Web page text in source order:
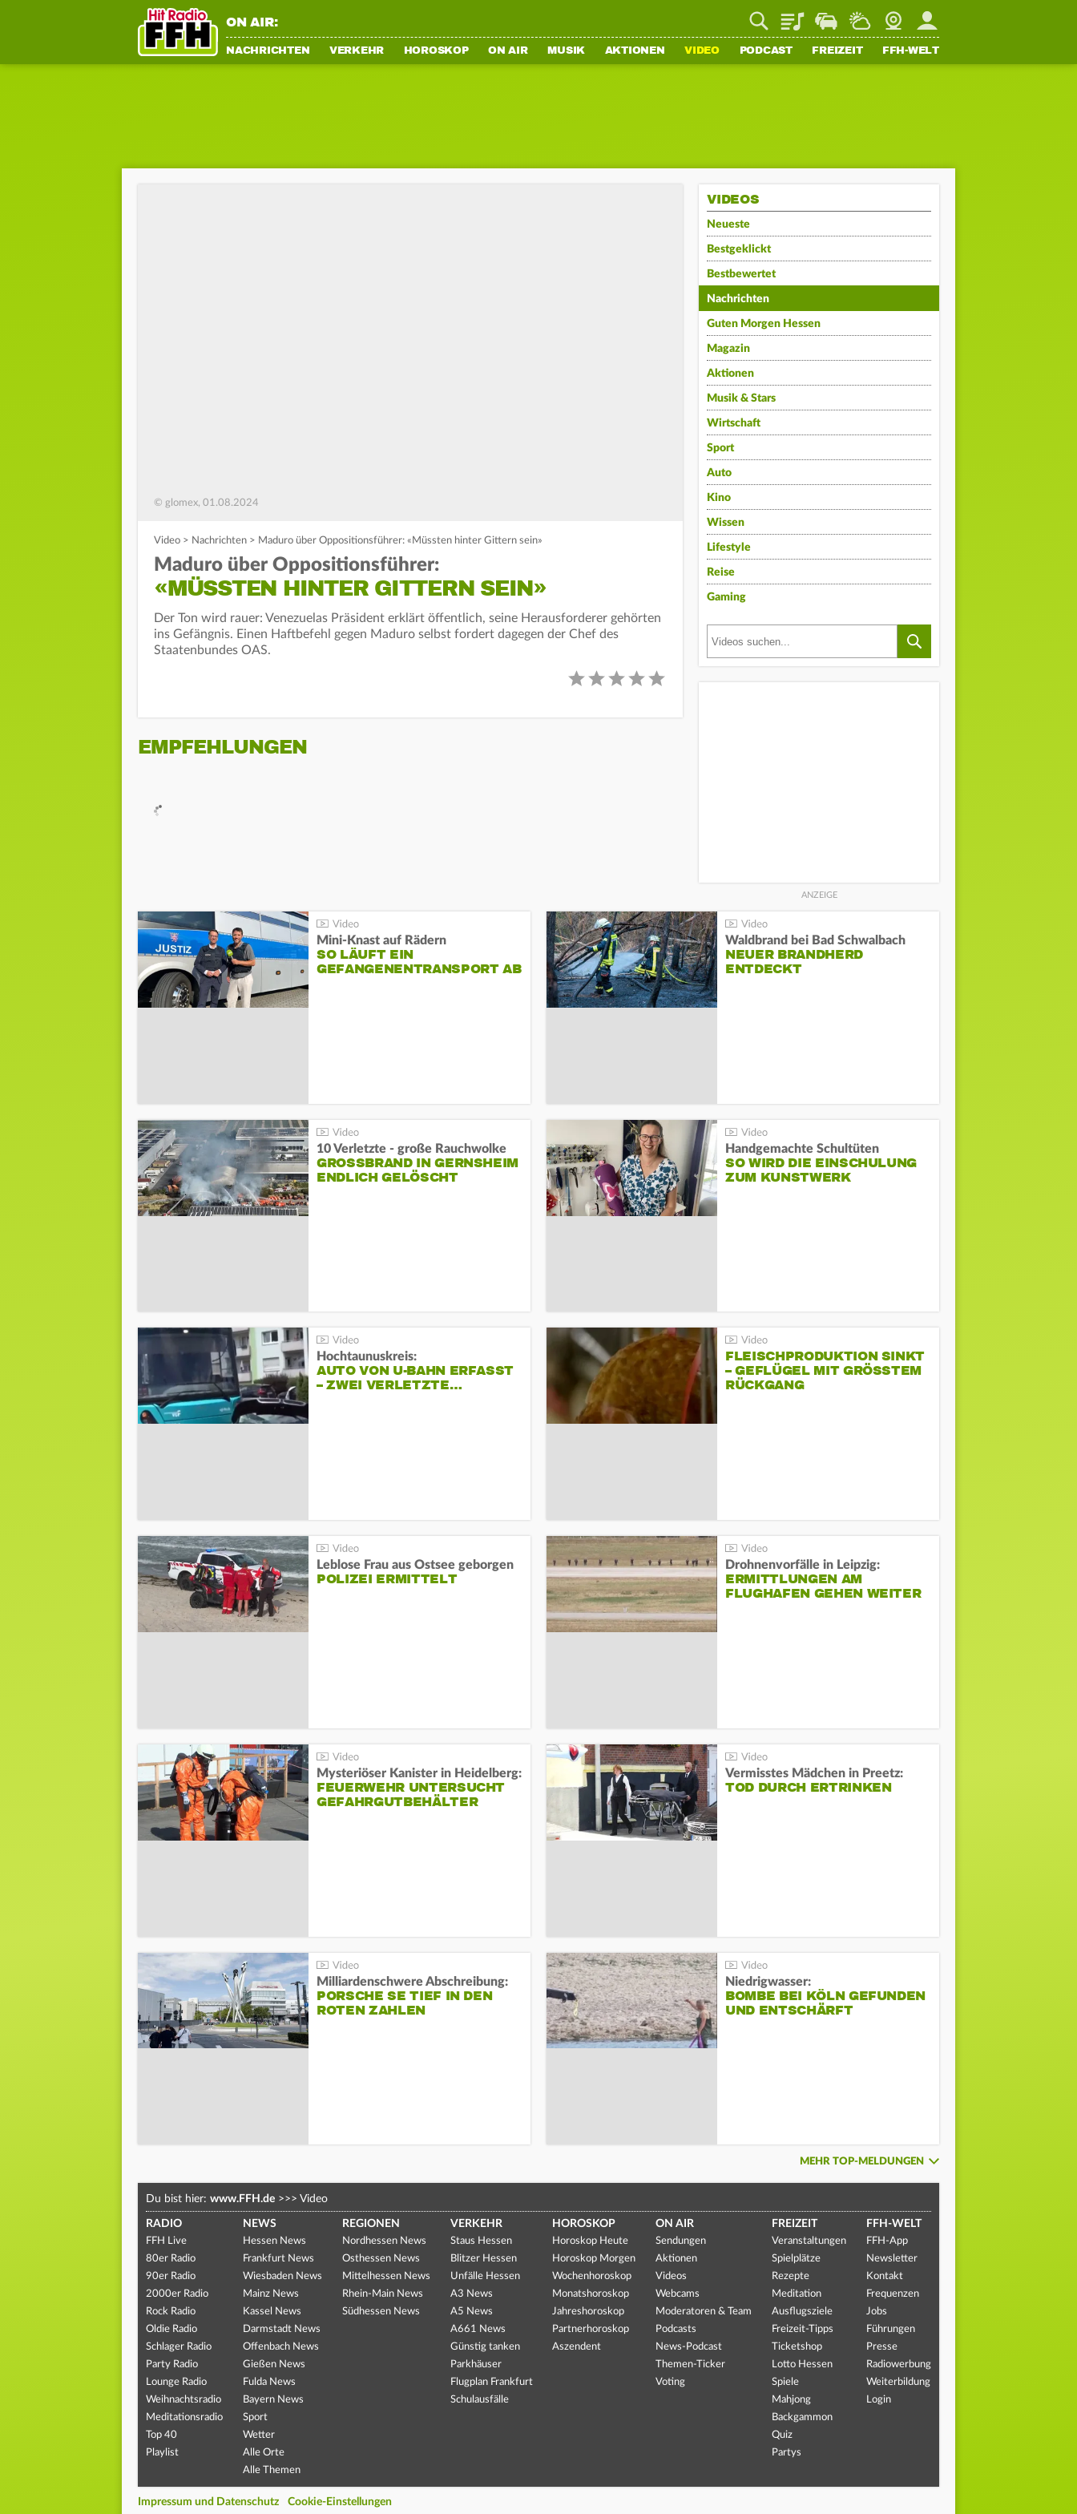
ON AIR: PlaylistStaupilotWetterWebcamMein FFH
NACHRICHTEN VERKEHR HOROSKOP ON AIR MUSIK AKTIONEN VIDEO PODCAST FREIZEIT FFH-WELT
© glomex, 01.08.2024
Video > Nachrichten > Maduro über Oppositionsführer: «Müssten hinter Gittern sein»
Maduro über Oppositionsführer:
«MÜSSTEN HINTER GITTERN SEIN»
Der Ton wird rauer: Venezuelas Präsident erklärt öffentlich, seine Herausforderer gehörten
ins Gefängnis. Einen Haftbefehl gegen Maduro selbst fordert dagegen der Chef des
Staatenbundes OAS.
EMPFEHLUNGEN
VIDEOS
Neueste
Bestgeklickt
Bestbewertet
Nachrichten
Guten Morgen Hessen
Magazin
Aktionen
Musik & Stars
Wirtschaft
Sport
Auto
Kino
Wissen
Lifestyle
Reise
Gaming
Mini-Knast auf Rädern
SO LÄUFT EIN
GEFANGENENTRANSPORT AB
Waldbrand bei Bad Schwalbach
NEUER BRANDHERD
ENTDECKT
10 Verletzte - große Rauchwolke
GROSSBRAND IN GERNSHEIM E
NDLICH GELÖSCHT
Handgemachte Schultüten
SO WIRD DIE EINSCHULUNG
ZUM KUNSTWERK
Hochtaunuskreis:
AUTO VON U-BAHN ERFASST
– ZWEI VERLETZTE…
FLEISCHPRODUKTION SINKT
– GEFLÜGEL MIT GRÖSSTEM R
ÜCKGANG
Leblose Frau aus Ostsee geborgen
POLIZEI ERMITTELT
Drohnenvorfälle in Leipzig:
ERMITTLUNGEN AM
FLUGHAFEN GEHEN WEITER
Mysteriöser Kanister in Heidelberg:
FEUERWEHR UNTERSUCHT
GEFAHRGUTBEHÄLTER
Vermisstes Mädchen in Preetz:
TOD DURCH ERTRINKEN
Milliardenschwere Abschreibung:
PORSCHE SE TIEF IN DEN
ROTEN ZAHLEN
Niedrigwasser:
BOMBE BEI KÖLN GEFUNDEN
UND ENTSCHÄRFT
MEHR TOP-MELDUNGEN
Du bist hier: www.FFH.de >>> Video
RADIO
FFH Live
80er Radio
90er Radio
2000er Radio
Rock Radio
Oldie Radio
Schlager Radio
Party Radio
Lounge Radio
Weihnachtsradio
Meditationsradio
Top 40
Playlist
NEWS
Hessen News
Frankfurt News
Wiesbaden News
Mainz News
Kassel News
Darmstadt News
Offenbach News
Gießen News
Fulda News
Bayern News
Sport
Wetter
Alle Orte
Alle Themen
REGIONEN
Nordhessen News
Osthessen News
Mittelhessen News
Rhein-Main News
Südhessen News
VERKEHR
Staus Hessen
Blitzer Hessen
Unfälle Hessen
A3 News
A5 News
A661 News
Günstig tanken
Parkhäuser
Flugplan Frankfurt
Schulausfälle
HOROSKOP
Horoskop Heute
Horoskop Morgen
Wochenhoroskop
Monatshoroskop
Jahreshoroskop
Partnerhoroskop
Aszendent
ON AIR
Sendungen
Aktionen
Videos
Webcams
Moderatoren & Team
Podcasts
News-Podcast
Themen-Ticker
Voting
FREIZEIT
Veranstaltungen
Spielplätze
Rezepte
Meditation
Ausflugsziele
Freizeit-Tipps
Ticketshop
Lotto Hessen
Spiele
Mahjong
Backgammon
Quiz
Partys
FFH-WELT
FFH-App
Newsletter
Kontakt
Frequenzen
Jobs
Führungen
Presse
Radiowerbung
Weiterbildung
Login
Impressum und Datenschutz Cookie-Einstellungen